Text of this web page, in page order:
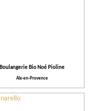
Boulangerie Bio Noé Pioline
Aix-en-Provence